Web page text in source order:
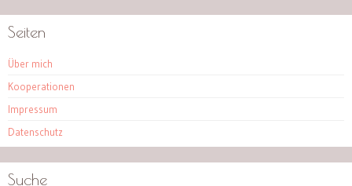
Seiten
Über mich
Kooperationen
Impressum
Datenschutz
Suche